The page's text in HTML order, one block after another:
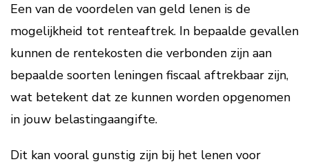
Een van de voordelen van geld lenen is de
mogelijkheid tot renteaftrek. In bepaalde gevallen
kunnen de rentekosten die verbonden zijn aan
bepaalde soorten leningen fiscaal aftrekbaar zijn,
wat betekent dat ze kunnen worden opgenomen
in jouw belastingaangifte.
Dit kan vooral gunstig zijn bij het lenen voor